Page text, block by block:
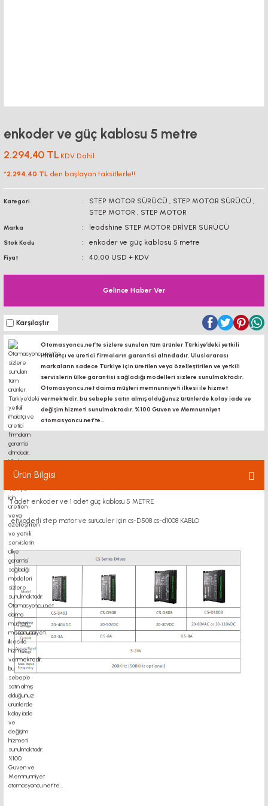
enkoder ve güç kablosu 5 metre
2.294,40 TL KDV Dahil
*2.294,40 TL den başlayan taksitlerle!!
Kategori STEP MOTOR SÜRÜCÜ , STEP MOTOR SÜRÜCÜ ,
STEP MOTOR , STEP MOTOR
Marka leadshine STEP MOTOR DRİVER SÜRÜCÜ
Stok Kodu enkoder ve güç kablosu 5 metre
Fiyat 40,00 USD + KDV
Gelince Haber Ver
Karşılaştır
Otomasyoncu.net’te sizlere sunulan tüm ürünler Türkiye’deki yetkili
ithalatçı ve üretici firmaların garantisi altındadır, Uluslararası
markaların sadece Türkiye için üretilen veya özelleştirilen ve yetkili
servislerin ülke garantisi sağladığı modelleri sizlere sunulmaktadır.
Otomasyoncu.net daima müşteri memnunniyeti ilkesi ile hizmet
vermektedir. bu sebeple satın almış olduğunuz ürünlerde kolay iade ve
değişim hizmeti sunulmaktadır. %100 Güven ve Memnunniyet
otomasyoncu.net’te...
Ürün Bilgisi
1 adet enkoder ve 1 adet güç kablosu 5 METRE
enkoderli step motor ve sürücüler için cs-D508 cs-d1008 KABLO
motor kaplin fiyatları, sigma profil, 3d yazıcı, kremayer dişli, 45x45 sigma profil,
delta haberleşme kablosu, delta plc fiyat, konveyör bant,kramiyer dişli, mantar
stop, otomatik yağlama sistemleri, rulolu konveyör fiyatları, 12v 50a güç kaynağı,
2kw servo motor, 20x20 sigma profil, 20x20 sigma profil somunu, 22 5 180 sigma